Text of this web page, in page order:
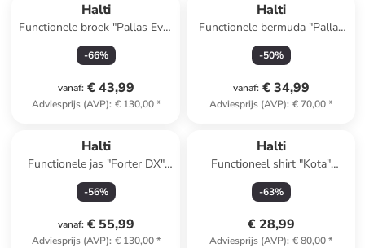
Halti
Functionele broek "Pallas Evo"
grijs
-66%
vanaf: € 43,99
Adviesprijs (AVP): € 130,00*
Halti
Functionele bermuda "Pallas
Cool" groen
-50%
vanaf: € 34,99
Adviesprijs (AVP): € 70,00*
Halti
Functionele jas "Forter DX"
rood
-56%
vanaf: € 55,99
Adviesprijs (AVP): € 130,00*
Halti
Functioneel shirt "Kota"
fuchsia
-63%
€ 28,99
Adviesprijs (AVP): € 80,00*